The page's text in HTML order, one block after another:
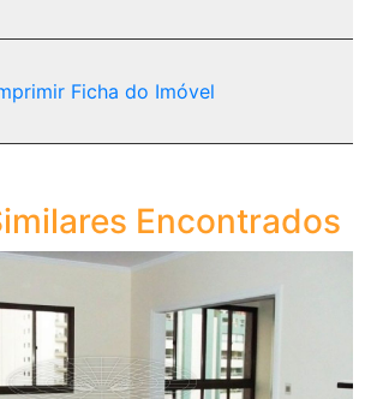
Ficha do Imóvel
Encontrados